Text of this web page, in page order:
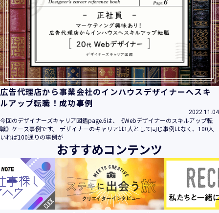
広告代理店から事業会社のインハウスデザイナーへスキ
ルアップ転職！成功事例
2022.11.04
今回のデザイナーズキャリア図鑑page.6は、《Webデザイナーのスキルアップ転
職》ケース事例です。 デザイナーのキャリアは1人として同じ事例はなく、100人
いれば100通りの事例が
おすすめコンテンツ